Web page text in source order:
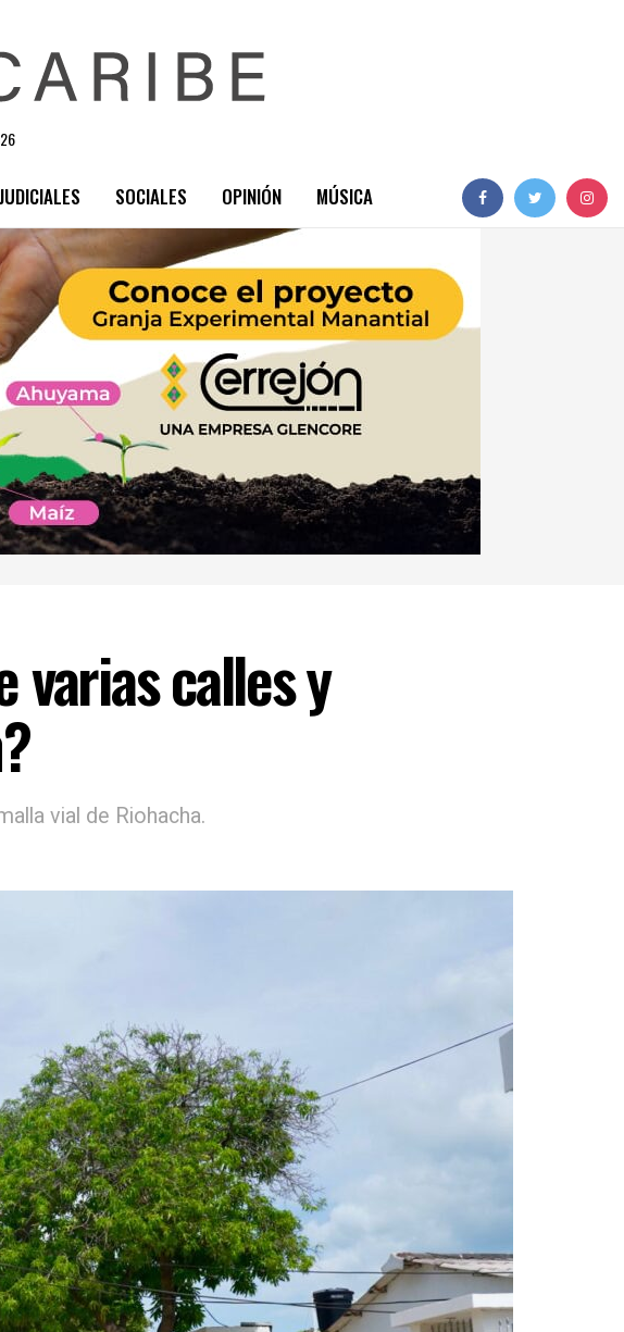
JUDICIALES SOCIALES OPINIÓN MÚSICA
calles y
vial de Riohacha.